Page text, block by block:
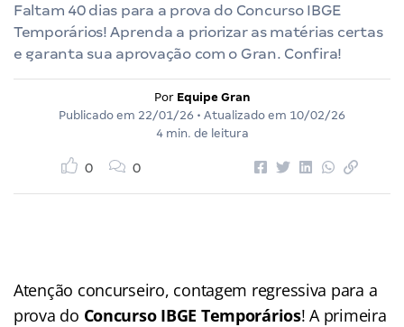
Faltam 40 dias para a prova do Concurso IBGE
Temporários! Aprenda a priorizar as matérias certas
e garanta sua aprovação com o Gran. Confira!
Por Equipe Gran
Publicado em 22/01/26 • Atualizado em 10/02/26
4 min. de leitura
0 0
Atenção concurseiro, contagem regressiva para a
prova do Concurso IBGE Temporários! A primeira